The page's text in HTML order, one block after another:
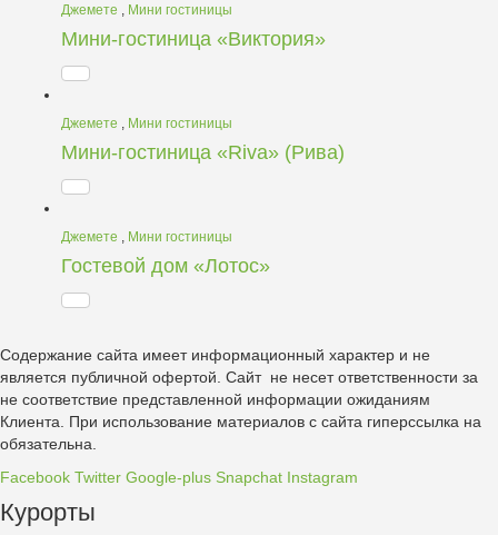
Джемете , Мини гостиницы
Мини-гостиница «Виктория»
Джемете , Мини гостиницы
Мини-гостиница «Riva» (Рива)
Джемете , Мини гостиницы
Гостевой дом «Лотос»
Содержание сайта имеет информационный характер и не
является публичной офертой. Сайт не несет ответственности за
не соответствие представленной информации ожиданиям
Клиента. При использование материалов с сайта гиперссылка на
обязательна.
Facebook Twitter Google-plus Snapchat Instagram
Курорты